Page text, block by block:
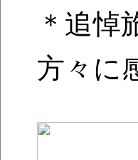
＊追悼
方々に